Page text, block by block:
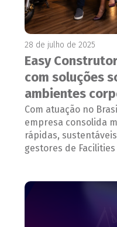
28 de julho de 2025
Easy
com soluções
ambientes
Com atuação no
empresa consolida
rápidas,
gestores de Facilities